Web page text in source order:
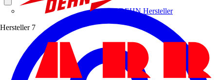
DEHN Hersteller
Hersteller 7